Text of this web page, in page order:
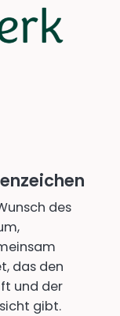
des
das den
und der
gibt.